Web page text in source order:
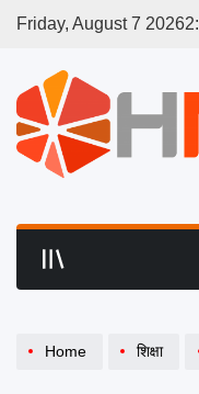
Friday, August 7 20262:
Home शिक्षा